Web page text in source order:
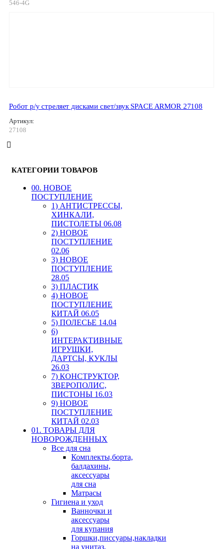
546-4G
Робот р/у стреляет дисками свет/звук SPACE ARMOR 27108
Артикул:
27108
КАТЕГОРИИ ТОВАРОВ
00. HОВОЕ
ПОСТУПЛЕНИЕ
1) АНТИСТРЕССЫ,
ХИНКАЛИ,
ПИСТОЛЕТЫ 06.08
2) НОВОЕ
ПОСТУПЛЕНИЕ
02.06
3) НОВОЕ
ПОСТУПЛЕНИЕ
28.05
3) ПЛАСТИК
4) НОВОЕ
ПОСТУПЛЕНИЕ
КИТАЙ 06.05
5) ПОЛЕСЬЕ 14.04
6)
ИНТЕРАКТИВНЫЕ
ИГРУШКИ,
ДАРТСЫ, КУКЛЫ
26.03
7) КОНСТРУКТОР,
ЗВЕРОПОЛИС,
ПИСТОНЫ 16.03
9) НОВОЕ
ПОСТУПЛЕНИЕ
КИТАЙ 02.03
01. ТОВАРЫ ДЛЯ
НОВОРОЖДЕННЫХ
Все для сна
Комплекты,борта,
балдахины,
аксессуары
для сна
Матрасы
Гигиена и уход
Ванночки и
аксессуары
для купания
Горшки,писсуары,накладки
на унитаз,